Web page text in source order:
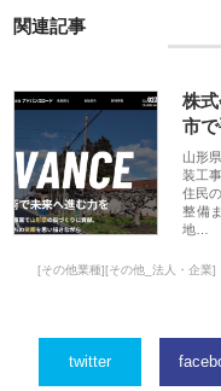
関連記事
株
市
山形
装工
住民
整備
地…
[その他業種][その他_法人・企業]
twitter